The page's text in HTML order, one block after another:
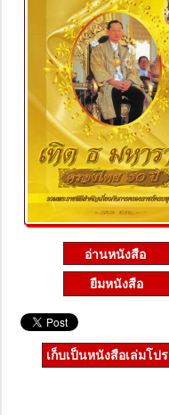
ยืมหนังสือ
เก็บเป็นหนังสือเล่มโป